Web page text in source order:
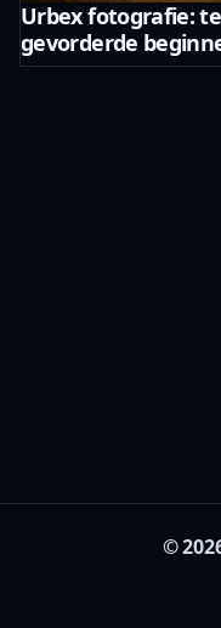
Urbex fotografie:
gevorderde
©